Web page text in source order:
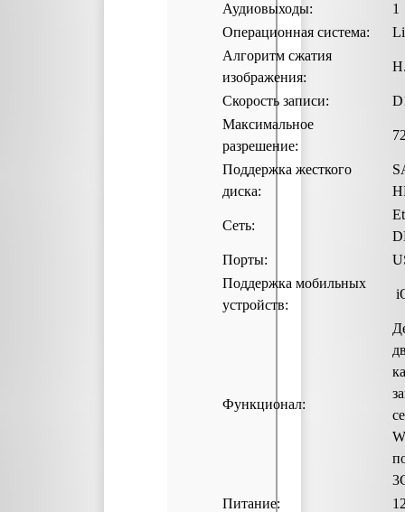
Аудиовыходы:
1
Операционная система:
Алгоритм сжатия
изображения:
Скорость записи:
Максимальное
разрешение:
Поддержка жесткого
диска:
Сеть:
Порты:
Поддержка мобильных
устройств:
Функционал:
Питание: